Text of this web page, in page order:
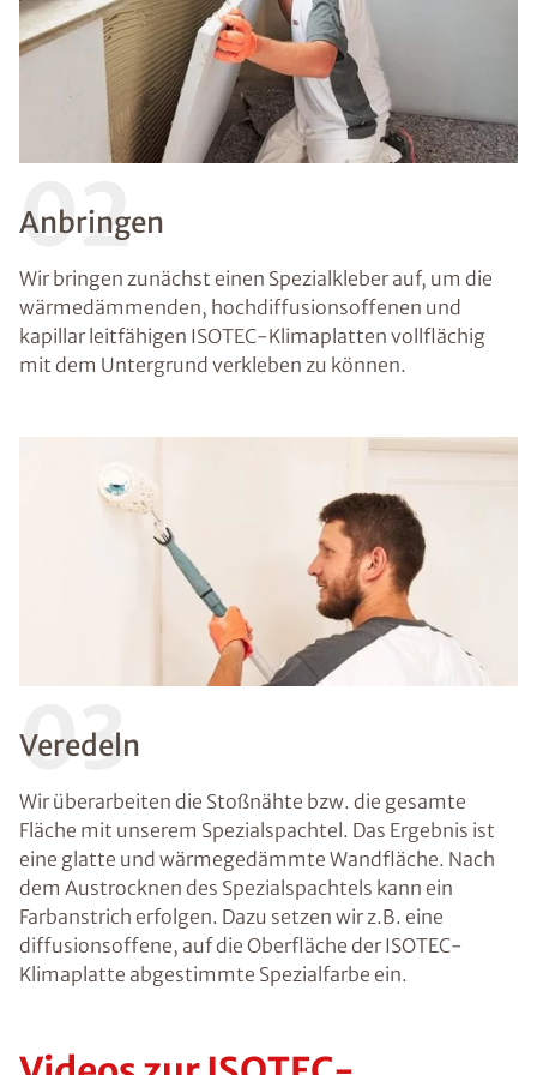
02
Anbringen
Wir bringen zunächst einen Spezialkleber auf, um die
wärmedämmenden, hochdiffusionsoffenen und
kapillar leitfähigen ISOTEC-Klimaplatten vollflächig
mit dem Untergrund verkleben zu können.
03
Veredeln
Wir überarbeiten die Stoßnähte bzw. die gesamte
Fläche mit unserem Spezialspachtel. Das Ergebnis ist
eine glatte und wärmegedämmte Wandfläche. Nach
dem Austrocknen des Spezialspachtels kann ein
Farbanstrich erfolgen. Dazu setzen wir z.B. eine
diffusionsoffene, auf die Oberfläche der ISOTEC-
Klimaplatte abgestimmte Spezialfarbe ein.